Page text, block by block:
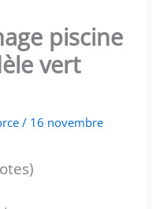
piscine
vert
/ 16 novembre